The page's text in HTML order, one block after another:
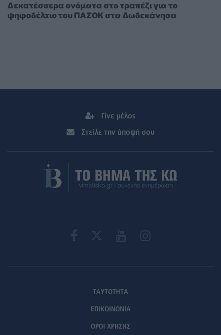
Δεκατέσσερα ονόματα στο τραπέζι για το
ψηφοδέλτιο του ΠΑΣΟΚ στα Δωδεκάνησα
Γίνε μέλος
Στείλε την άποψή σου
ΤΑΥΤΟΤΗΤΑ
ΕΠΙΚΟΙΝΩΝΙΑ
ΟΡΟΙ ΧΡΗΣΗΣ